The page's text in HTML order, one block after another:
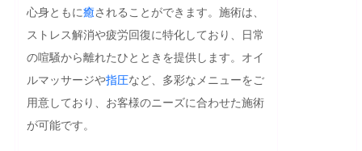
心身ともに癒されることができます。施術は、
ストレス解消や疲労回復に特化しており、日常
の喧騒から離れたひとときを提供します。オイ
ルマッサージや指圧など、多彩なメニューをご
用意しており、お客様のニーズに合わせた施術
が可能です。